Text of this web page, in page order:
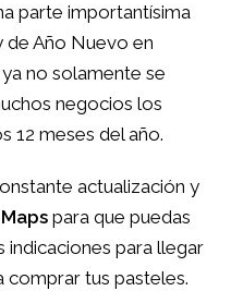
parte importantísima
de Año Nuevo en
no solamente se
negocios los
12 meses del año.
actualización y
para que puedas
para llegar
comprar tus pasteles.